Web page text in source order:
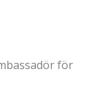
för